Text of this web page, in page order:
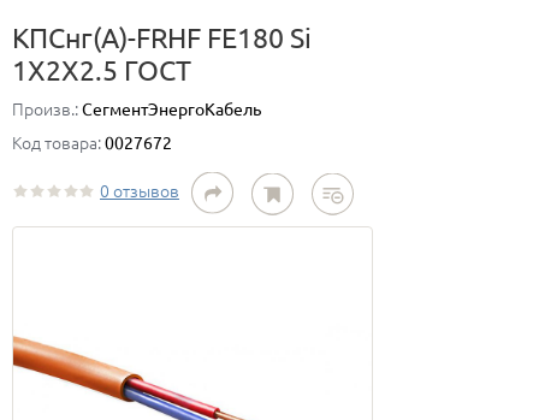
КПСнг(А)-FRHF FE180 Si
1Х2Х2.5 ГОСТ
Произв.:СегментЭнергоКабель
Код товара:0027672
0 отзывов